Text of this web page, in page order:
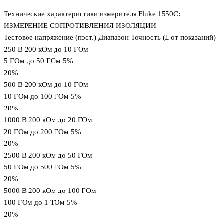
Технические характеристики измерителя Fluke 1550C:
ИЗМЕРЕНИЕ СОПРОТИВЛЕНИЯ ИЗОЛЯЦИИ
Тестовое напряжение (пост.) Диапазон Точность (± от показаний)
250 В 200 кОм до 10 ГОм
5 ГОм до 50 ГОм 5%
20%
500 В 200 кОм до 10 ГОм
10 ГОм до 100 ГОм 5%
20%
1000 В 200 кОм до 20 ГОм
20 ГОм до 200 ГОм 5%
20%
2500 В 200 кОм до 50 ГОм
50 ГОм до 500 ГОм 5%
20%
5000 В 200 кОм до 100 ГОм
100 ГОм до 1 ТОм 5%
20%